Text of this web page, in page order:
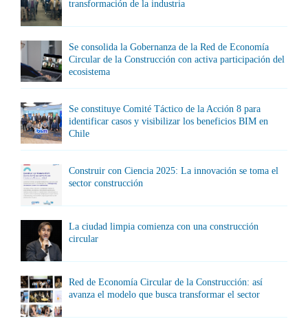
transformación de la industria
Se consolida la Gobernanza de la Red de Economía
Circular de la Construcción con activa participación del
ecosistema
Se constituye Comité Táctico de la Acción 8 para
identificar casos y visibilizar los beneficios BIM en
Chile
Construir con Ciencia 2025: La innovación se toma el
sector construcción
La ciudad limpia comienza con una construcción
circular
Red de Economía Circular de la Construcción: así
avanza el modelo que busca transformar el sector